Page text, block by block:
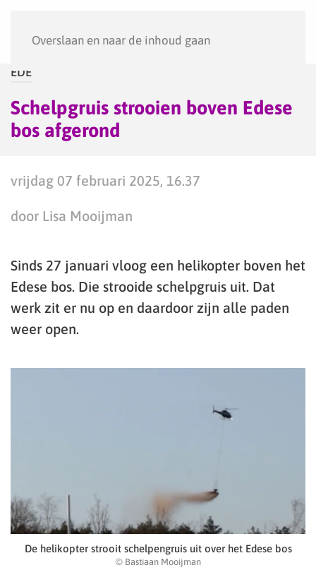
Overslaan en naar de inhoud gaan
EDE
Schelpgruis strooien boven Edese
bos afgerond
vrijdag 07 februari 2025, 16.37
door Lisa Mooijman
Sinds 27 januari vloog een helikopter boven het
Edese bos. Die strooide schelpgruis uit. Dat
werk zit er nu op en daardoor zijn alle paden
weer open.
De helikopter strooit schelpengruis uit over het Edese bos
© Bastiaan Mooijman